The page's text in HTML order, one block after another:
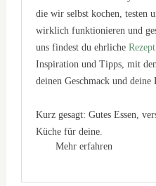
die wir selbst kochen, testen
wirklich funktionieren und
uns findest du ehrliche
Inspiration und Tipps, mit
deinen Geschmack und deine
Kurz gesagt: Gutes Essen,
Küche für deine.
Mehr erfahren